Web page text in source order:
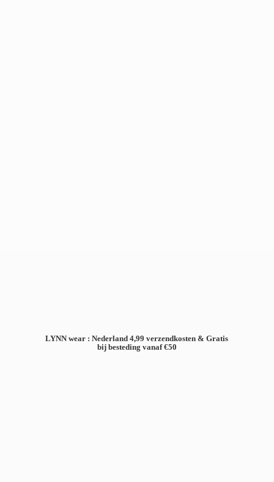
LYNN wear : Nederland 4,99 verzendkosten & Gratis
bij besteding vanaf €50